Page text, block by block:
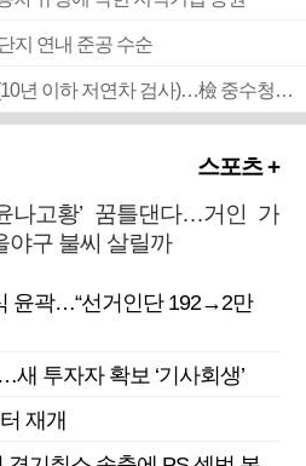
지 연내 준공 수순
■ 검사 신분 버리고 직급하향(10년 이하 저연차 검사)…檢 중수청행 기피
스포츠 +
나고황’ 꿈틀댄다…거인 가
야구 불씨 살릴까
윤곽…“선거인단 192→2만
투자자 확보 ‘기사회생’
재개